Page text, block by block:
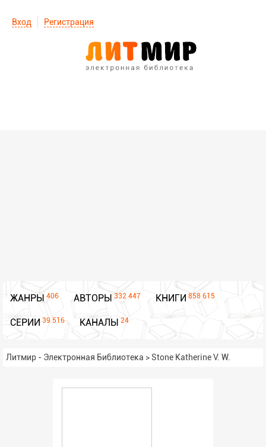
Вход Регистрация
ЖАНРЫ 406 АВТОРЫ 332 447 КНИГИ 858 615
СЕРИИ 39 516 КАНАЛЫ 24
Литмир - Электронная Библиотека >Stone Katherine V. W.